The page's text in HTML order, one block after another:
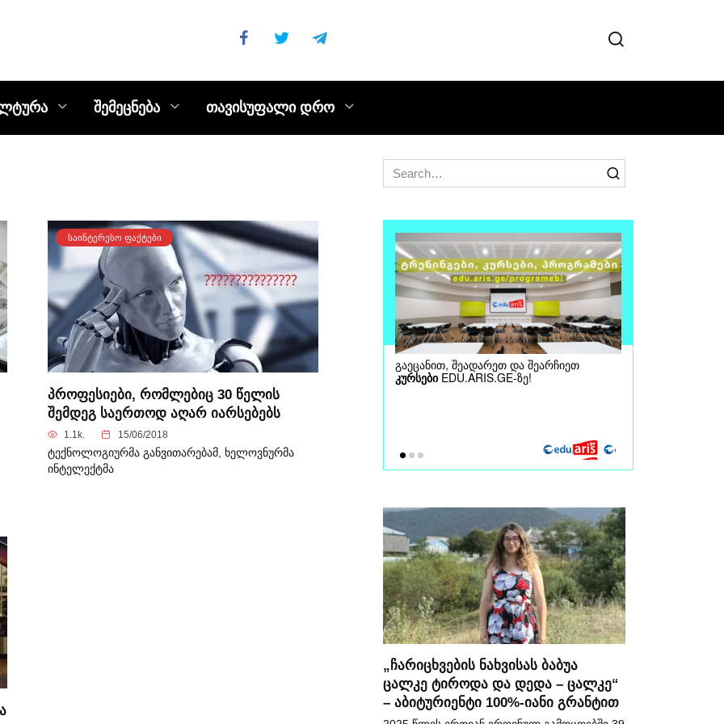
შემეცნება თავისუფალი დრო
ᲡᲐᲘᲜᲢᲔᲠᲔᲡᲝ ᲤᲐᲥᲢᲔᲑᲘ
პროფესიები, რომლებიც 30 წელის
შემდეგ საერთოდ აღარ იარსებებს
1.1k. 15/06/2018
ტექნოლოგიურმა განვითარებამ, ხელოვნურმა
ინტელექტმა
Search
for:
„ჩარიცხვების ნახვისას ბაბუა
ცალკე ტიროდა და დედა – ცალკე“
– აბიტურიენტი 100%-იანი გრანტით